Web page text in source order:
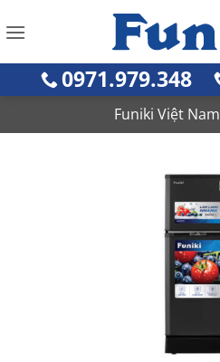
qua
0971.979.348
Funiki Việt Nam